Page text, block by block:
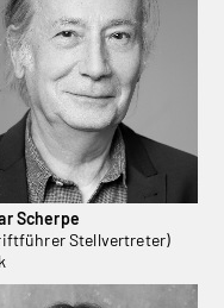
Scherpe
Stellvertreter)